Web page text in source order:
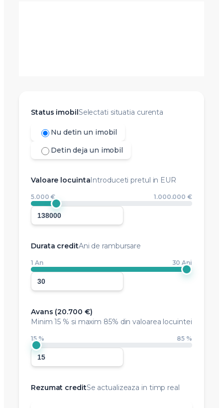
Status imobilSelectati situatia curenta
Nu detin un imobil
Detin deja un imobil
Valoare locuintaIntroduceti pretul in EUR
5.000 € 1.000.000 €
Durata creditAni de rambursare
1 An 30 Ani
Avans (20.700 €)
Minim15 % si maxim 85% din valoarea locuintei
15 % 85 %
Rezumat creditSe actualizeaza in timp real